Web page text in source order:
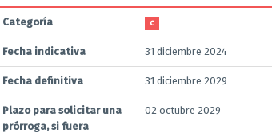
Categoría C
Fecha indicativa 31 diciembre 2024
Fecha definitiva 31 diciembre 2029
Plazo para solicitar una
prórroga, si fuera
02 octubre 2029